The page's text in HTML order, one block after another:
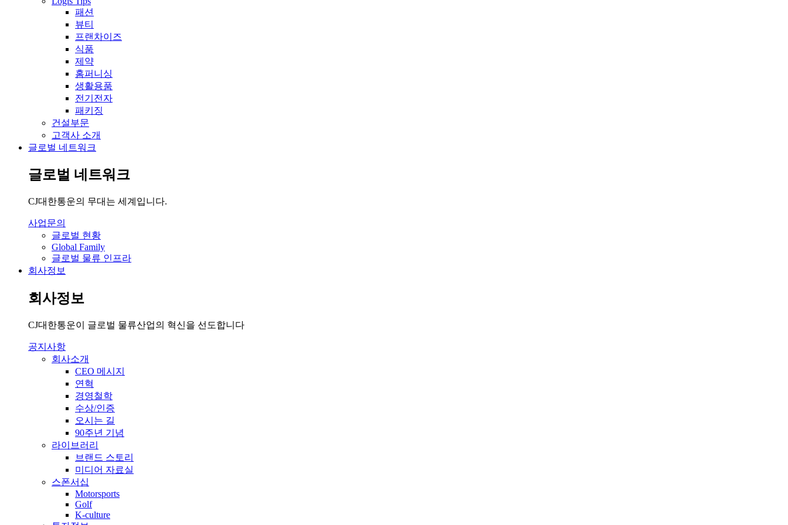
패션
뷰티
프랜차이즈
식품
제약
홈퍼니싱
생활용품
전기전자
패키징
건설부문
고객사 소개
글로벌 네트워크
글로벌 네트워크
CJ대한통운의 무대는 세계입니다.
사업문의
글로벌 현황
Global Family
글로벌 물류 인프라
회사정보
회사정보
CJ대한통운이 글로벌 물류산업의 혁신을 선도합니다
공지사항
회사소개
CEO 메시지
연혁
경영철학
수상/인증
오시는 길
90주년 기념
라이브러리
브랜드 스토리
미디어 자료실
스폰서십
Motorsports
Golf
K-culture